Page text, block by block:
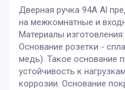
Дверная ручка 94А Al
на межкомнатные и
Материалы изготовления:
Основание розетки -
медь). Такое основание
устойчивость к
коррозии. Основание